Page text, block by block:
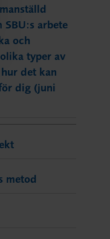
arbete
och
typer av
det kan
dig (juni
metod